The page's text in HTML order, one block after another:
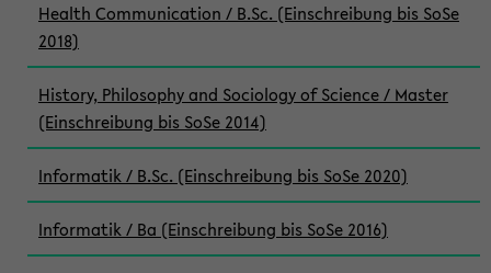
Health Communication / B.Sc. (Einschreibung bis SoSe
2018)
History, Philosophy and Sociology of Science / Master
(Einschreibung bis SoSe 2014)
Informatik / B.Sc. (Einschreibung bis SoSe 2020)
Informatik / Ba (Einschreibung bis SoSe 2016)